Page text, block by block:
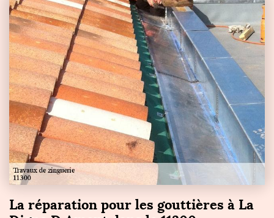
La réparation pour les gouttières à La